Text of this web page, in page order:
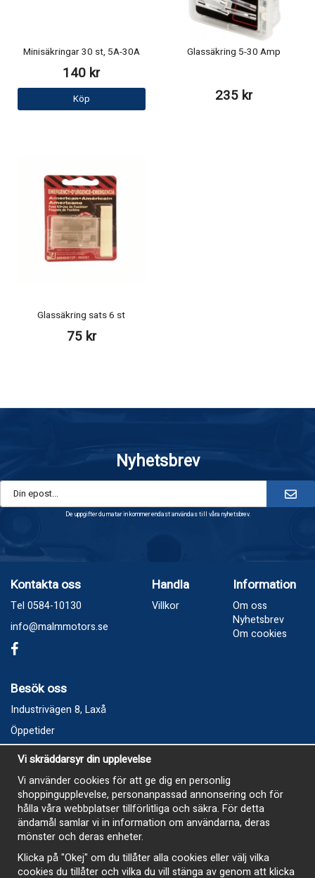
Minisäkringar 30 st, 5A-30A
140 kr
Köp
Glassäkring 5-30 Amp
235 kr
Glassäkring sats 6 st
75 kr
Nyhetsbrev
De uppgifter du matar in kommer endast användas till våra nyhetsbrev.
Kontakta oss
Tel 0584-10130
info@malmmotors.se
Handla
Villkor
Information
Om oss
Nyhetsbrev
Om cookies
Besök oss
Industrivägen 8, Laxå
Öppetider
Vecka 32
Måndag kl 9-12, kl 13 - 15
Onsdag kl 9-12, kl 13 - 15
Tisdag, Tordag och Fredag stängt
E-Handelsbutiken är öppen och paket skickas hela
sommaren
Vi skräddarsyr din upplevelse
Vi använder cookies för att ge dig en personlig
shoppingupplevelse, personanpassad annonsering och för
hålla våra webbplatser tillförlitliga och säkra. För detta
ändamål samlar vi in information om användarna, deras
mönster och deras enheter.
Klicka på "Okej" om du tillåter alla cookies eller välj vilka
cookies du tillåter och vilka du vill stänga av genom att klicka